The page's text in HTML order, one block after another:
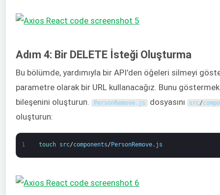
Adım 4: Bir DELETE İsteği Oluşturma
Bu bölümde, yardımıyla bir API'den öğeleri silmeyi
parametre olarak bir URL kullanacağız. Bunu
bileşenini oluşturun.
PersonRemove. js dosyasını src/
oluşturun:
1 touch src/components/ PersonRemove. js